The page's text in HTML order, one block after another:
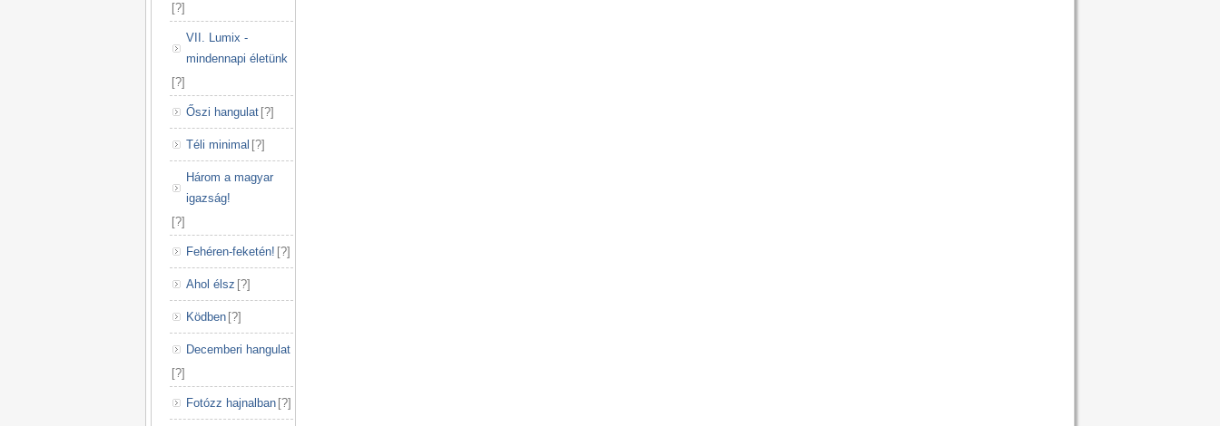
[?]
VII. Lumix -
mindennapi életünk
[?]
Őszi hangulat [?]
Téli minimal [?]
Három a magyar
igazság!
[?]
Fehéren-feketén! [?]
Ahol élsz [?]
Ködben [?]
Decemberi hangulat
[?]
Fotózz hajnalban [?]